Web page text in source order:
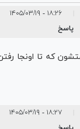
۱۸:۲۶ - ۱۴۰۵/۰۳/۱۹
پاسخ
که تا اونجا
۱۸:۲۷ - ۱۴۰۵/۰۳/۱۹